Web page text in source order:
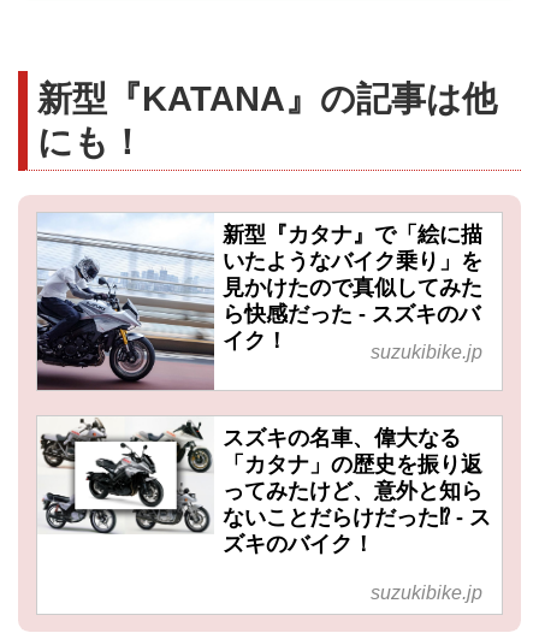
新型『KATANA』の記事は他
にも！
新型『カタナ』で「絵に描
いたようなバイク乗り」を
見かけたので真似してみた
ら快感だった - スズキのバ
イク！
suzukibike.jp
スズキの名車、偉大なる
「カタナ」の歴史を振り返
ってみたけど、意外と知ら
ないことだらけだった⁉ - ス
ズキのバイク！
suzukibike.jp